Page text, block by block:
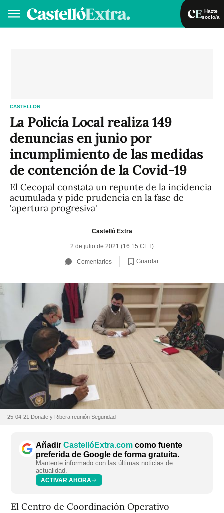
Hazte
socio/a
CASTELLÓN
La Policía Local realiza 149
denuncias en junio por
incumplimiento de las medidas
de contención de la Covid-19
El Cecopal constata un repunte de la incidencia
acumulada y pide prudencia en la fase de
'apertura progresiva'
Castelló Extra
2 de julio de 2021 (16:15 CET)
Comentarios Guardar
25-04-21 Donate y Ribera reunión Seguridad
Añadir CastellóExtra.com como fuente
preferida de Google de forma gratuita.
Mantente informado con las últimas noticias de
actualidad.
ACTIVAR AHORA
El Centro de Coordinación Operativo